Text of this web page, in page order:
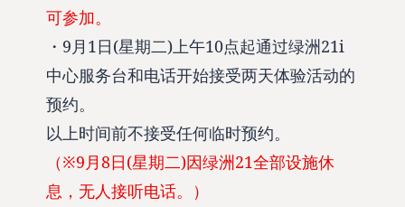
可参加。
・9月1日(星期二)上午10点起通过绿洲21i
中心服务台和电话开始接受两天体验活动的
预约。
以上时间前不接受任何临时预约。
（※9月8日(星期二)因绿洲21全部设施休
息，无人接听电话。）